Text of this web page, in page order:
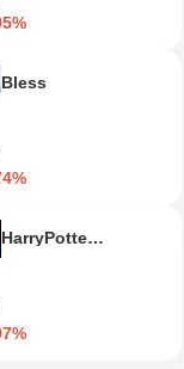
Bless